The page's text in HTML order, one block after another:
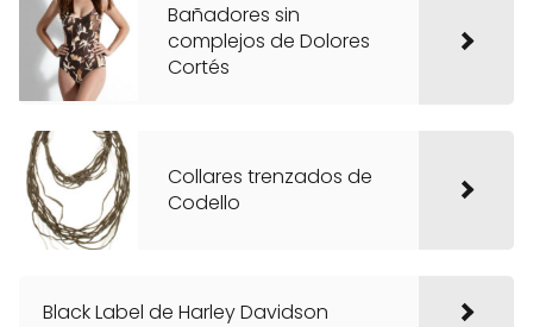
Bañadores sin
complejos de Dolores
Cortés
Collares trenzados de
Codello
Black Label de Harley Davidson